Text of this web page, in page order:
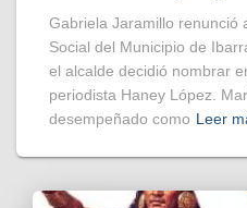
Gabriela Jaramillo renunció
Social del Municipio de
el alcalde decidió nombrar
periodista Haney López.
desempeñado como Leer